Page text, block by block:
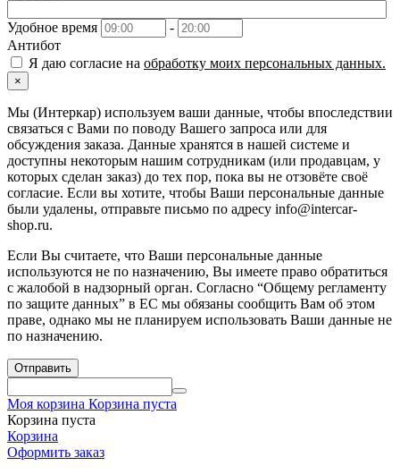
Удобное время
-
Антибот
Я даю согласие на обработку моих персональных данных.
×
Мы (Интеркар) используем ваши данные, чтобы впоследствии
связаться с Вами по поводу Вашего запроса или для
обсуждения заказа. Данные хранятся в нашей системе и
доступны некоторым нашим сотрудникам (или продавцам, у
которых сделан заказ) до тех пор, пока вы не отзовёте своё
согласие. Если вы хотите, чтобы Ваши персональные данные
были удалены, отправьте письмо по адресу info@intercar-
shop.ru.
Если Вы считаете, что Ваши персональные данные
используются не по назначению, Вы имеете право обратиться
с жалобой в надзорный орган. Согласно “Общему регламенту
по защите данных” в ЕС мы обязаны сообщить Вам об этом
праве, однако мы не планируем использовать Ваши данные не
по назначению.
Отправить
Моя корзина Корзина пуста
Корзина пуста
Корзина
Оформить заказ